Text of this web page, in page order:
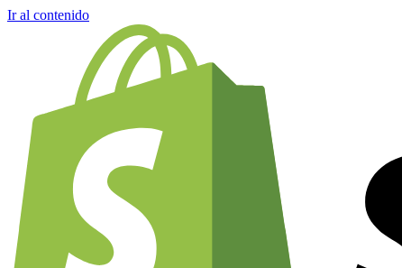
Ir al contenido